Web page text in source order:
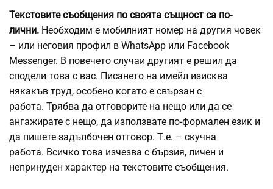
Текстовите съобщения по своята същност са по-
лични. Необходим е мобилният номер на другия човек
– или неговия профил в WhatsApp или Facebook
Messenger. В повечето случаи другият е решил да
сподели това с вас. Писането на имейл изисква
някакъв труд, особено когато е свързан с
работа. Трябва да отговорите на нещо или да се
ангажирате с нещо, да използвате по-формален език и
да пишете задълбочен отговор. Т.е. – скучна
работа. Всичко това изчезва с бързия, личен и
непринуден характер на текстовите съобщения.